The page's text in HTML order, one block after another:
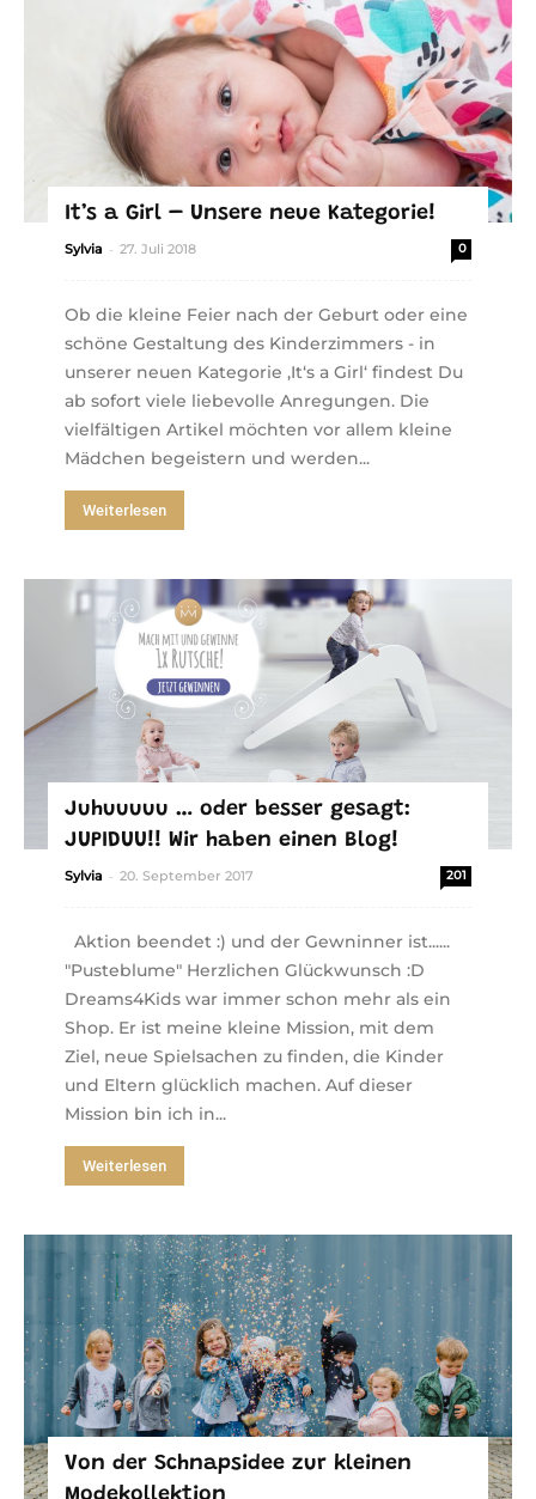
It’s a Girl – Unsere neue Kategorie!
Sylvia - 27. Juli 2018 0
Ob die kleine Feier nach der Geburt oder eine
schöne Gestaltung des Kinderzimmers - in
unserer neuen Kategorie ‚It‘s a Girl‘ findest Du
ab sofort viele liebevolle Anregungen. Die
vielfältigen Artikel möchten vor allem kleine
Mädchen begeistern und werden...
Weiterlesen
Juhuuuuu … oder besser gesagt:
JUPIDUU!! Wir haben einen Blog!
Sylvia - 20. September 2017 201
Aktion beendet :) und der Gewninner ist......
"Pusteblume" Herzlichen Glückwunsch :D
Dreams4Kids war immer schon mehr als ein
Shop. Er ist meine kleine Mission, mit dem
Ziel, neue Spielsachen zu finden, die Kinder
und Eltern glücklich machen. Auf dieser
Mission bin ich in...
Weiterlesen
Von der Schnapsidee zur kleinen